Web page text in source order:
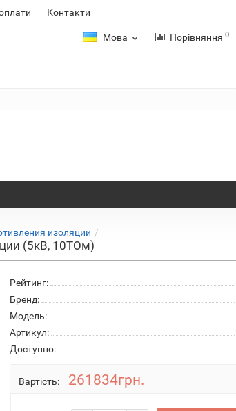
Контакти
Мова Порівняння 0
изоляции
(5кВ, 10ТОм)
Рейтинг:
Бренд:
Модель:
Артикул:
Доступно:
Вартість: 261834грн.